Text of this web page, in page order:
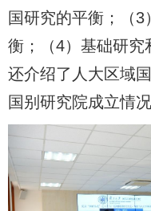
国研究的平衡；（
衡；（4）基础研究
还介绍了人大区域
国别研究院成立情